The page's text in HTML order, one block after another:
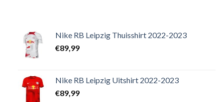
Nike RB Leipzig Thuisshirt 2022-2023
€89,99
Nike RB Leipzig Uitshirt 2022-2023
€89,99